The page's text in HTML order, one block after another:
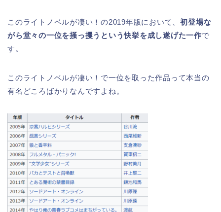
このライトノベルが凄い！の2019年版において、初登場な
がら堂々の一位を掻っ攫うという快挙を成し遂げた一作で
す。
このライトノベルが凄い！で一位を取った作品って本当の
有名どころばかりなんですよね。